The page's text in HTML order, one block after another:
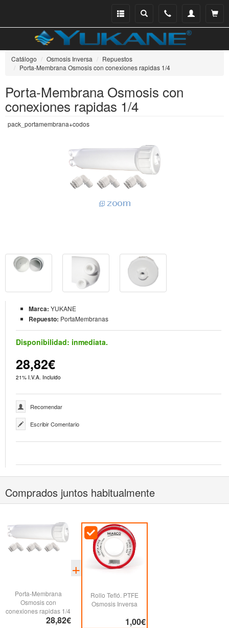
Ver
Mi
Teléfono
Buscar
Menu
Catálogo Osmosis Inversa
Repuestos
Porta-Membrana Osmosis con conexiones rapidas 1/4
Porta-Membrana Osmosis con
conexiones rapidas 1/4
pack_portamembrana+codos
Marca: YUKANE
Repuesto: PortaMembranas
Disponibilidad: inmediata.
28,82€
21% I.V.A. Incluido
Recomendar
Escribir Comentario
Comprados juntos habitualmente
Porta-Membrana
Osmosis con
conexiones rapidas 1/4
28,82€
Rollo Tefló. PTFE
Osmosis Inversa
1,00€